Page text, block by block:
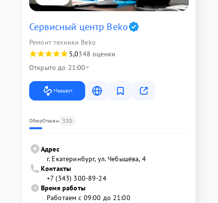
Сервисный центр Beko
Ремонт техники Beko
5,0348 оценки
Открыто до 21:00
Маршрут
ОбзорОтзывы 330
Адрес
г. Екатеринбург, ул. Чебышёва, 4
Контакты
+7 (343) 300-89-24
Время работы
Работаем с 09:00 до 21:00